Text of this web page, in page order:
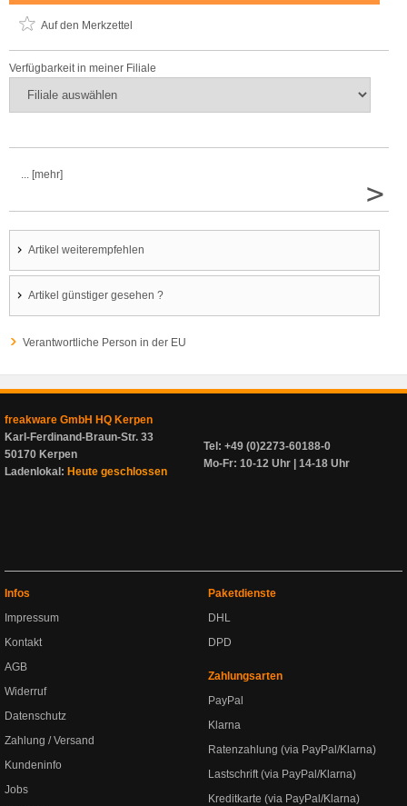
Auf den Merkzettel
Verfügbarkeit in meiner Filiale
... [mehr]
>
Artikel weiterempfehlen
Artikel günstiger gesehen ?
Verantwortliche Person in der EU
freakware GmbH HQ Kerpen
Karl-Ferdinand-Braun-Str. 33
50170 Kerpen
Ladenlokal: Heute geschlossen
Tel: +49 (0)2273-60188-0
Mo-Fr: 10-12 Uhr | 14-18 Uhr
Infos
Impressum
Kontakt
AGB
Widerruf
Datenschutz
Zahlung / Versand
Kundeninfo
Jobs
Paketdienste
DHL
DPD
Zahlungsarten
PayPal
Klarna
Ratenzahlung (via PayPal/Klarna)
Lastschrift (via PayPal/Klarna)
Kreditkarte (via PayPal/Klarna)